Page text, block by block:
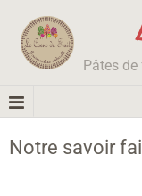
Pâtes
Notre savoir